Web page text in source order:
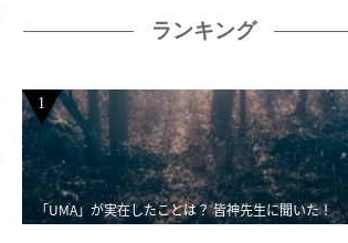
ランキング
1
「UMA」が実在したことは？ 皆神先生に聞いた！